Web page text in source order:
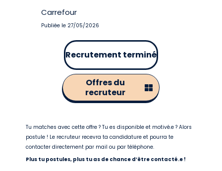
Carrefour
Publiée le 27/05/2026
Recrutement terminé
Offres du
recruteur
Tu matches avec cette offre ? Tu es disponible et motivé.e ? Alors
postule ! Le recruteur recevra ta candidature et pourra te
contacter directement par mail ou par téléphone.
Plus tu postules, plus tu as de chance d’être contacté.e !